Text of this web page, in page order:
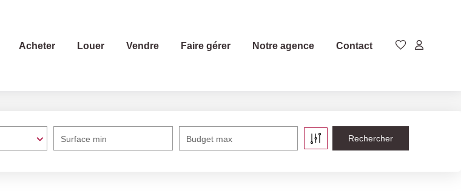
Acheter Louer Vendre Faire gérer Notre agence Contact
Surface min Budget max